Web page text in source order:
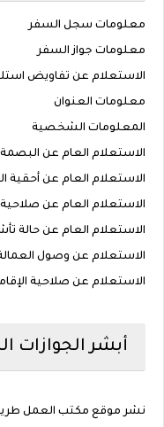
معلومات سجل السفر
معلومات جواز السفر
الاستعلام عن تفاويض
معلومات العنوان
المعلومات الشخصية
اﻻستعلام العام عن البصمة
الاستعلام العام عن أحقية
الاستعلام العام عن
الاستعلام العام عن حالة
الاستعلام عن وصول
الاستعلام عن صلاحية
أبشر الجوازات